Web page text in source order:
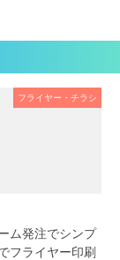
フライヤー・チラシ
ム発注でシンプ
フライヤー印刷